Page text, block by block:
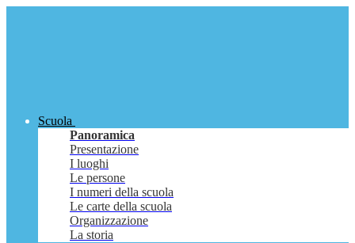
Scuola
Panoramica
Presentazione
I luoghi
Le persone
I numeri della scuola
Le carte della scuola
Organizzazione
La storia